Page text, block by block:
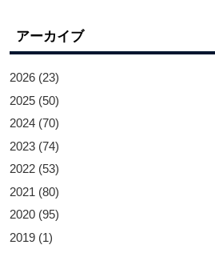
アーカイブ
2026 (23)
2025 (50)
2024 (70)
2023 (74)
2022 (53)
2021 (80)
2020 (95)
2019 (1)